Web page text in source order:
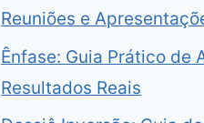
Reuniões e
Ênfase: Guia Prático de
Resultados Reais